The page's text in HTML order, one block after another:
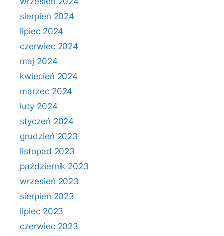
sierpień 2024
lipiec 2024
czerwiec 2024
maj 2024
kwiecień 2024
marzec 2024
luty 2024
styczeń 2024
grudzień 2023
listopad 2023
październik 2023
wrzesień 2023
sierpień 2023
lipiec 2023
czerwiec 2023